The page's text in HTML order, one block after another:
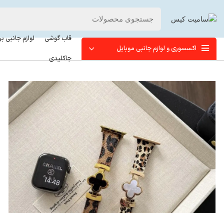
اکسسوری و لوازم جانبی موبایل
قاب گوشی لوازم جانبی
جاکلیدی